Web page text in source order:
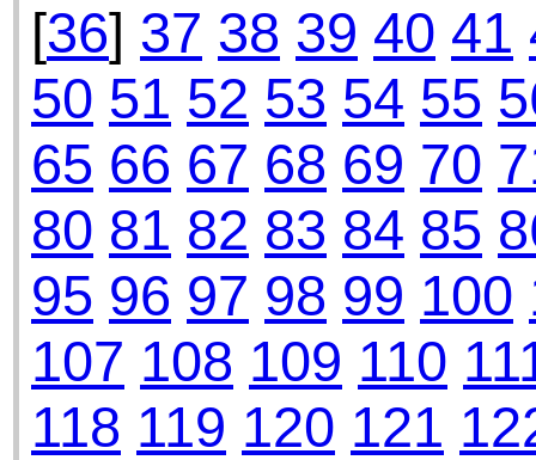
[36] 37 38 39 40 41
50 51 52 53 54 55
65 66 67 68 69 70
80 81 82 83 84 85
95 96 97 98 99 100
107 108 109 110
118 119 120 121